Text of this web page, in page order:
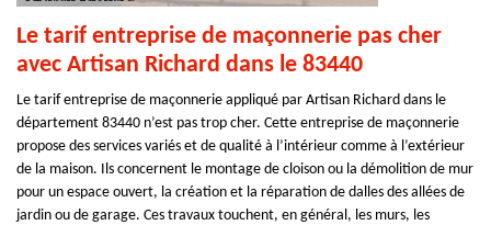
Le tarif entreprise de maçonnerie pas cher
avec Artisan Richard dans le 83440
Le tarif entreprise de maçonnerie appliqué par Artisan Richard dans le
département 83440 n’est pas trop cher. Cette entreprise de maçonnerie
propose des services variés et de qualité à l’intérieur comme à l’extérieur
de la maison. Ils concernent le montage de cloison ou la démolition de mur
pour un espace ouvert, la création et la réparation de dalles des allées de
jardin ou de garage. Ces travaux touchent, en général, les murs, les